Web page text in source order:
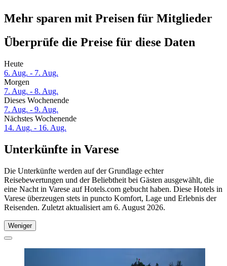
Mehr sparen mit Preisen für Mitglieder
Überprüfe die Preise für diese Daten
Heute
6. Aug. - 7. Aug.
Morgen
7. Aug. - 8. Aug.
Dieses Wochenende
7. Aug. - 9. Aug.
Nächstes Wochenende
14. Aug. - 16. Aug.
Unterkünfte in Varese
Die Unterkünfte werden auf der Grundlage echter
Reisebewertungen und der Beliebtheit bei Gästen ausgewählt, die
eine Nacht in Varese auf Hotels.com gebucht haben. Diese Hotels in
Varese überzeugen stets in puncto Komfort, Lage und Erlebnis der
Reisenden. Zuletzt aktualisiert am 6. August 2026.
Weniger